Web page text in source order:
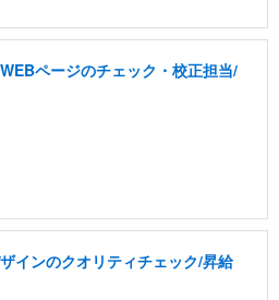
ページのチェック・校正担当/
インのクオリティチェック/昇給